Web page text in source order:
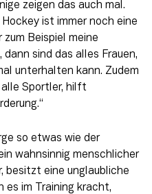
zeigen das auch mal.
ist immer noch eine
Beispiel meine
sind das alles Frauen,
unterhalten kann. Zudem
alle Sportler, hilft
so etwas wie der
wahnsinnig menschlicher
besitzt eine unglaubliche
es im Training kracht,